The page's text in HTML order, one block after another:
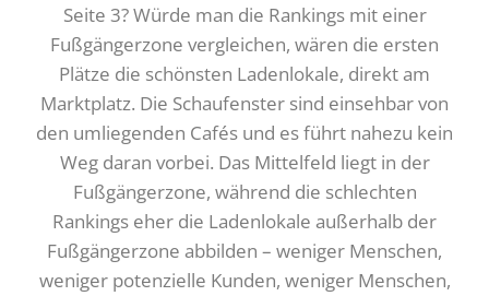
Seite 3? Würde man die Rankings mit einer
Fußgängerzone vergleichen, wären die ersten
Plätze die schönsten Ladenlokale, direkt am
Marktplatz. Die Schaufenster sind einsehbar von
den umliegenden Cafés und es führt nahezu kein
Weg daran vorbei. Das Mittelfeld liegt in der
Fußgängerzone, während die schlechten
Rankings eher die Ladenlokale außerhalb der
Fußgängerzone abbilden – weniger Menschen,
weniger potenzielle Kunden, weniger Menschen,